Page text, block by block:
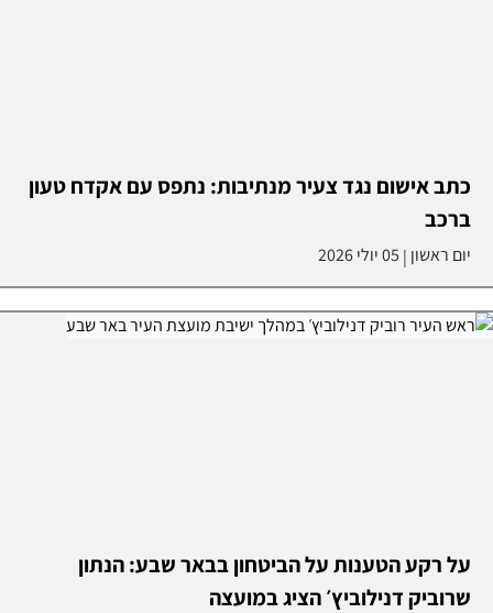
כתב אישום נגד צעיר מנתיבות: נתפס עם אקדח טעון
ברכב
יום ראשון | 05 יולי 2026
על רקע הטענות על הביטחון בבאר שבע: הנתון
שרוביק דנילוביץ׳ הציג במועצה